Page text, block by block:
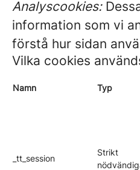
Analyscookies:
information som vi
förstå hur sidan
Vilka cookies
Namn Typ
_tt_session
Strikt